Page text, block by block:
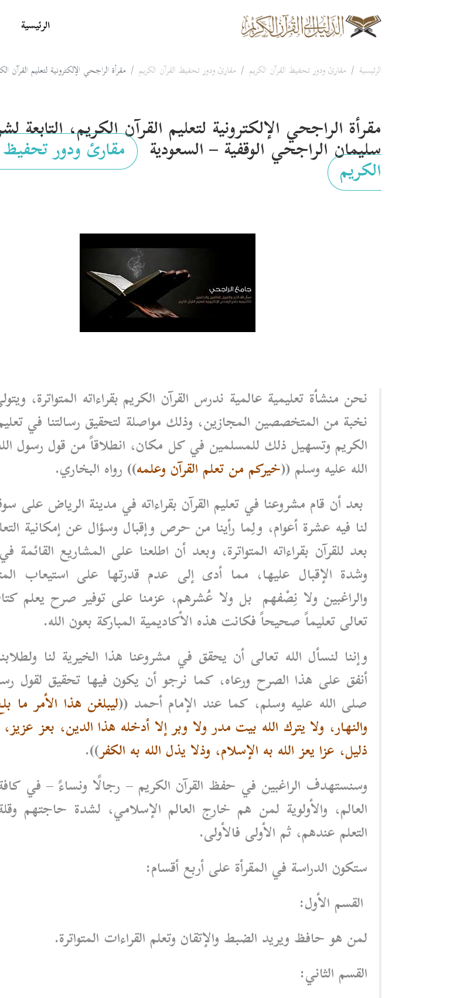
الرئيسية
(current)
الرئيسية مقارئ ودور تحفيظ القرآن الكريم مقارئ ودور تحفيظ القرآن الكريم مقرأة الراجحي الإلكترونية لتعليم القرآن
مقرأة الراجحي الإلكترونية لتعليم القرآن الكريم، التابعة
سليمان الراجحي الوقفية – السعودية مقارئ ودور تحفيظ
الكريم
نحن منشأة تعليمية عالمية ندرس القرآن الكريم بقراءاته المتواترة،
نخبة من المتخصصين المجازين، وذلك مواصلة لتحقيق رسالتنا في تعليم
الكريم وتسهيل ذلك للمسلمين في كل مكان، انطلاقاً من قول رسول
الله عليه وسلم ((خيركم من تعلم القرآن وعلمه)) رواه البخاري.
بعد أن قام مشروعنا في تعليم القرآن بقراءاته في مدينة الرياض على
لنا فيه عشرة أعوام، ولِما رأينا من حرص وإقبال وسؤال عن إمكانية
بعد للقرآن بقراءاته المتواترة، وبعد أن اطلعنا على المشاريع القائمة
وشدة الإقبال عليها، مما أدى إلى عدم قدرتها على استيعاب
والراغبين ولا نِصْفهم بل ولا عُشرهم، عزمنا على توفير صرح يعلم
تعالى تعليماً صحيحاً فكانت هذه الأكاديمية المباركة بعون الله.
وإننا لنسأل الله تعالى أن يحقق في مشروعنا هذا الخيرية لنا
أنفق على هذا الصرح ورعاه، كما نرجو أن يكون فيها تحقيق لقول
صلى الله عليه وسلم، كما عند الإمام أحمد ((ليبلغن هذا الأمر ما
والنهار، ولا يترك الله بيت مدر ولا وبر إلا أدخله هذا الدين، بعز
ذليل، عزا يعز الله به الإسلام، وذلا يذل الله به الكفر)).
وسنستهدف الراغبين في حفظ القرآن الكريم – رجالًا ونساءً – في
العالم، والأولوية لمن هم خارج العالم الإسلامي، لشدة حاجتهم
التعلم عندهم، ثم الأولى فالأولى.
ستكون الدراسة في المقرأة على أربع أقسام:
القسم الأول:
لمن هو حافظ ويريد الضبط والإتقان وتعلم القراءات المتواترة.
القسم الثاني: